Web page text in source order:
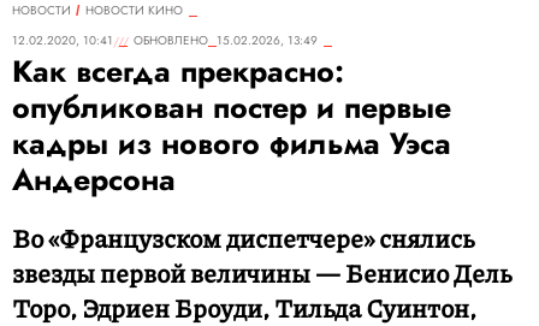
НОВОСТИ
НОВОСТИ КИНО
12.02.2020, 10:41
ОБНОВЛЕНО 15.02.2026, 13:49
Как всегда прекрасно:
опубликован постер и первые
кадры из нового фильма Уэса
Андерсона
Во «Французском диспетчере» снялись
звезды первой величины — Бенисио Дель
Торо, Эдриен Броуди, Тильда Суинтон,